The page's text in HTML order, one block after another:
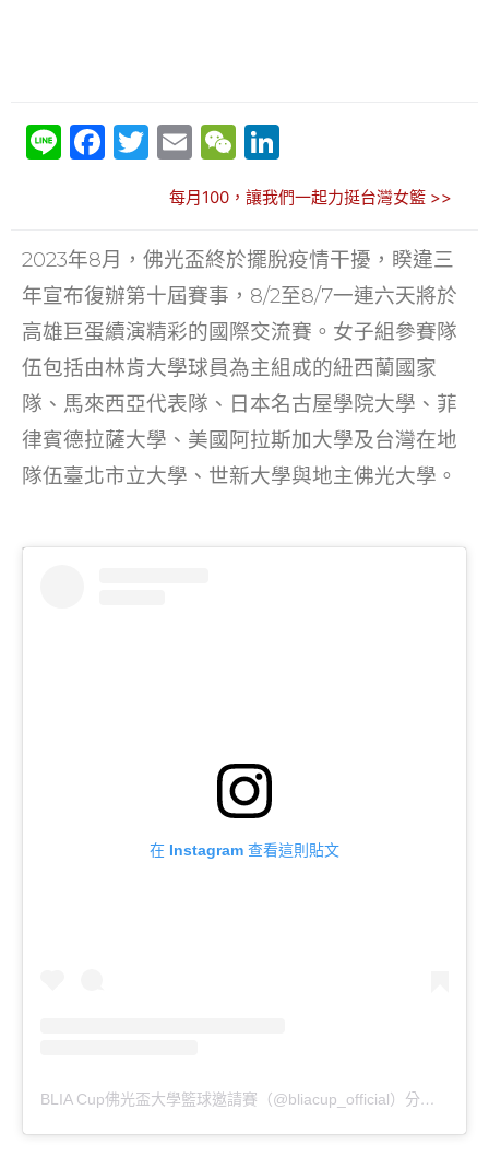
Li F
e
b
o
o
k
T
itt
er
E
ai
l
W
C
h
at
k
e
dI
n
每月100，讓我們一起力挺台灣女籃 >>
2023年8月，佛光盃終於擺脫疫情干擾，睽違三
年宣布復辦第十屆賽事，8/2至8/7一連六天將於
高雄巨蛋續演精彩的國際交流賽。女子組參賽隊
伍包括由林肯大學球員為主組成的紐西蘭國家
隊、馬來西亞代表隊、日本名古屋學院大學、菲
律賓德拉薩大學、美國阿拉斯加大學及台灣在地
隊伍臺北市立大學、世新大學與地主佛光大學。
在 Instagram 查看這則貼文
BLIA Cup佛光盃大學籃球邀請賽（@bliacup_official）分享的貼文